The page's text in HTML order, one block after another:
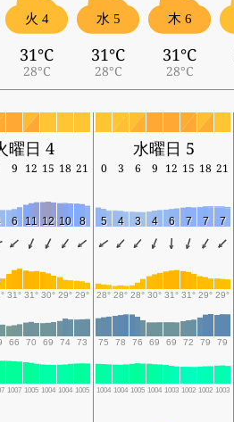
火 4
31°C
28°C
水 5
31°C
28°C
木 6
31°C
28°C
曜日 4 水曜日 5
9 12 15 18 21 0 3 6 9 12 15 18 21
6 11 12 10 8 5 4 3 4 6 7 7 7
31° 31° 30° 29° 29° 28° 28° 28° 30° 31° 31° 29° 29°
66 70 69 74 73 75 78 76 69 69 72 79 79
1007 1005 1004 1004 1005 1004 1004 1005 1004 1003 1002 1002 1003